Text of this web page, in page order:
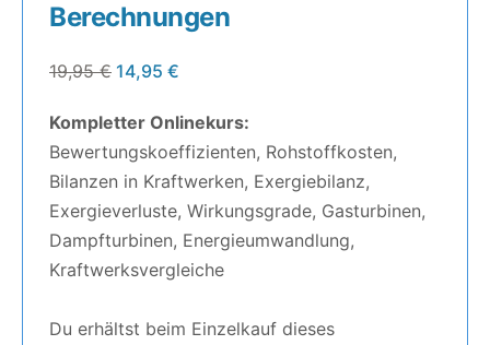
Berechnungen
19,95€ 14,95 €
Kompletter Onlinekurs:
Bewertungskoeffizienten, Rohstoffkosten,
Bilanzen in Kraftwerken, Exergiebilanz,
Exergieverluste, Wirkungsgrade, Gasturbinen,
Dampfturbinen, Energieumwandlung,
Kraftwerksvergleiche
Du erhältst beim Einzelkauf dieses